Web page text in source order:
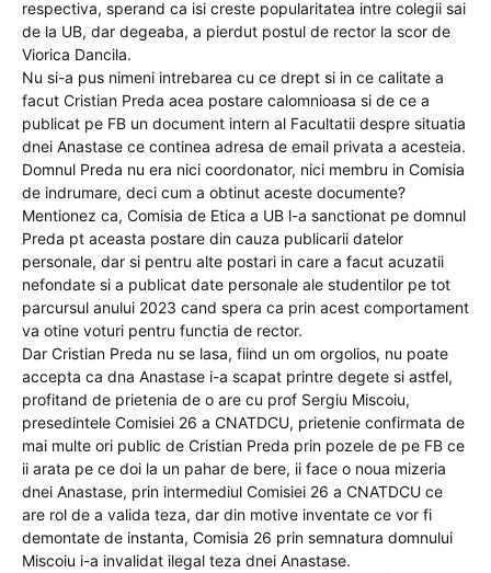
respectiva, sperand ca isi creste popularitatea intre colegii sai
de la UB, dar degeaba, a pierdut postul de rector la scor de
Viorica Dancila.
Nu si-a pus nimeni intrebarea cu ce drept si in ce calitate a
facut Cristian Preda acea postare calomnioasa si de ce a
publicat pe FB un document intern al Facultatii despre situatia
dnei Anastase ce continea adresa de email privata a acesteia.
Domnul Preda nu era nici coordonator, nici membru in Comisia
de indrumare, deci cum a obtinut aceste documente?
Mentionez ca, Comisia de Etica a UB l-a sanctionat pe domnul
Preda pt aceasta postare din cauza publicarii datelor
personale, dar si pentru alte postari in care a facut acuzatii
nefondate si a publicat date personale ale studentilor pe tot
parcursul anului 2023 cand spera ca prin acest comportament
va otine voturi pentru functia de rector.
Dar Cristian Preda nu se lasa, fiind un om orgolios, nu poate
accepta ca dna Anastase i-a scapat printre degete si astfel,
profitand de prietenia de o are cu prof Sergiu Miscoiu,
presedintele Comisiei 26 a CNATDCU, prietenie confirmata de
mai multe ori public de Cristian Preda prin pozele de pe FB ce
ii arata pe ce doi la un pahar de bere, ii face o noua mizeria
dnei Anastase, prin intermediul Comisiei 26 a CNATDCU ce
are rol de a valida teza, dar din motive inventate ce vor fi
demontate de instanta, Comisia 26 prin semnatura domnului
Miscoiu i-a invalidat ilegal teza dnei Anastase.